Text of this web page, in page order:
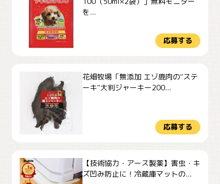
を...
応募する
花畑牧場「無添加 エゾ鹿肉の"ステ
ーキ"大判ジャーキー200...
応募する
【技術協力・アース製薬】害虫・キ
ズ凹み防止に！冷蔵庫マットの...